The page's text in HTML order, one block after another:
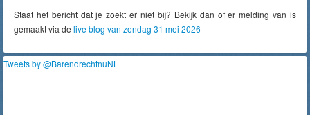
Staat het bericht dat je zoekt er niet bij? Bekijk dan of er melding van is
gemaakt via de live blog van zondag 31 mei 2026
Tweets by @BarendrechtnuNL